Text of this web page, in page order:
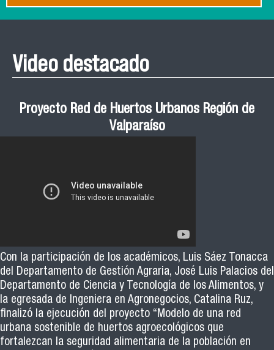
Video destacado
Proyecto Red de Huertos Urbanos Región de
Valparaíso
Con la participación de los académicos, Luis Sáez Tonacca
del Departamento de Gestión Agraria, José Luis Palacios del
Departamento de Ciencia y Tecnología de los Alimentos, y
la egresada de Ingeniera en Agronegocios, Catalina Ruz,
finalizó la ejecución del proyecto “Modelo de una red
urbana sostenible de huertos agroecológicos que
fortalezcan la seguridad alimentaria de la población en